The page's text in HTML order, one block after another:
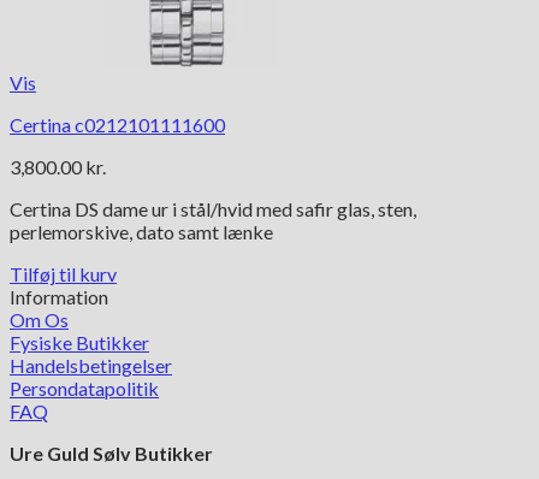
Vis
Certina c0212101111600
3,800.00 kr.
Certina DS dame ur i stål/hvid med safir glas, sten,
perlemorskive, dato samt lænke
Tilføj til kurv
Information
Om Os
Fysiske Butikker
Handelsbetingelser
Persondatapolitik
FAQ
Ure Guld Sølv Butikker